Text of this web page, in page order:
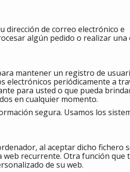
dirección de correo electrónico e
algún pedido o realizar
mantener un registro de
electrónicos periódicamente a
para usted o que pueda
en cualquier momento.
segura. Usamos los
al aceptar dicho fichero
recurrente. Otra función que
de su web.